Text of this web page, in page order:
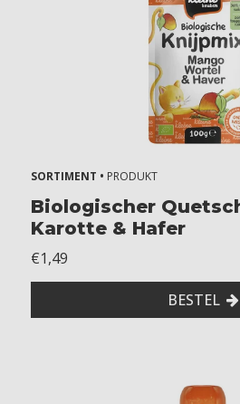
SORTIMENT • PRODUKT
Biologischer
Karotte & Hafer
€1,49
BESTEL